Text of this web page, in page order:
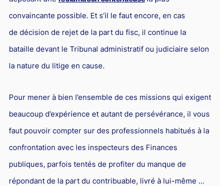
convaincante possible. Et s’il le faut encore, en cas
de décision de rejet de la part du fisc, il continue la
bataille devant le Tribunal administratif ou judiciaire selon
la nature du litige en cause.
Pour mener à bien l’ensemble de ces missions qui exigent
beaucoup d’expérience et autant de persévérance, il vous
faut pouvoir compter sur des professionnels habitués à la
confrontation avec les inspecteurs des Finances
publiques, parfois tentés de profiter du manque de
répondant de la part du contribuable, livré à lui-même …